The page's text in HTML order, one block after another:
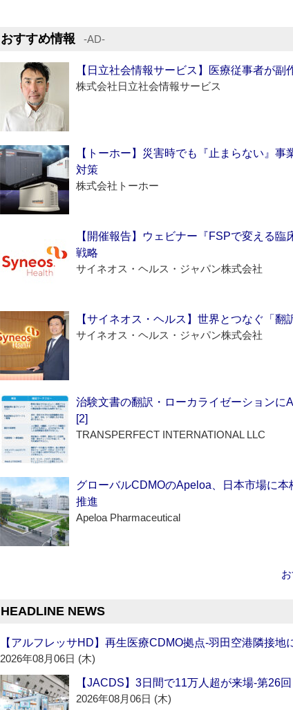
おすすめ情報 ‐AD‐
【日立社会情報サービス】医療従事者が副
株式会社日立社会情報サービス
【トーホー】災害時でも『止まらない』
対策
株式会社トーホー
【開催報告】ウェビナー『FSPで変える
戦略
サイネオス・ヘルス・ジャパン株式会社
【サイネオス・ヘルス】世界とつなぐ「
サイネオス・ヘルス・ジャパン株式会社
治験文書の翻訳・ローカライゼーションに
[2]
TRANSPERFECT INTERNATIONAL LLC
グローバルCDMOのApeloa、日本市場に
推進
Apeloa Pharmaceutical
HEADLINE NEWS
【アルフレッサHD】再生医療CDMO拠点‐羽田空港隣接地
2026年08月06日 (木)
【JACDS】3日間で11万人超が来場‐第26
2026年08月06日 (木)